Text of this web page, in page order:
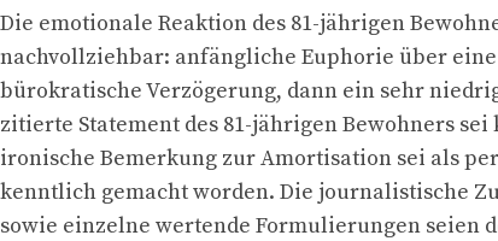
Die emotionale Reaktion des 81-jährigen
nachvollziehbar: anfängliche Euphorie über
bürokratische Verzögerung, dann ein sehr
zitierte Statement des 81-jährigen Bewohners sei
ironische Bemerkung zur Amortisation sei als
kenntlich gemacht worden. Die journalistische
sowie einzelne wertende Formulierungen seien